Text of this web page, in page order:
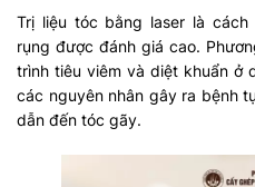
Trị liệu tóc bằng laser là
rụng được đánh giá cao.
trình tiêu viêm và diệt khuẩn ở
các nguyên nhân gây ra bệnh
dẫn đến tóc gãy.